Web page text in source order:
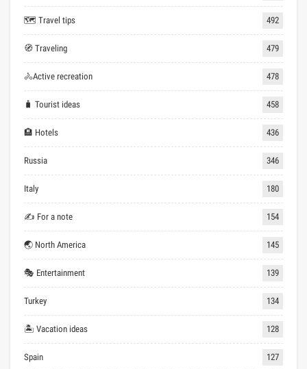
🗺 Travel tips 492
🧭 Traveling 479
🚴Active recreation 478
🧳 Tourist ideas 458
🏨 Hotels 436
Russia 346
Italy 180
✍ For a note 154
🌏 North America 145
🎭 Entertainment 139
Turkey 134
🏝 Vacation ideas 128
Spain 127